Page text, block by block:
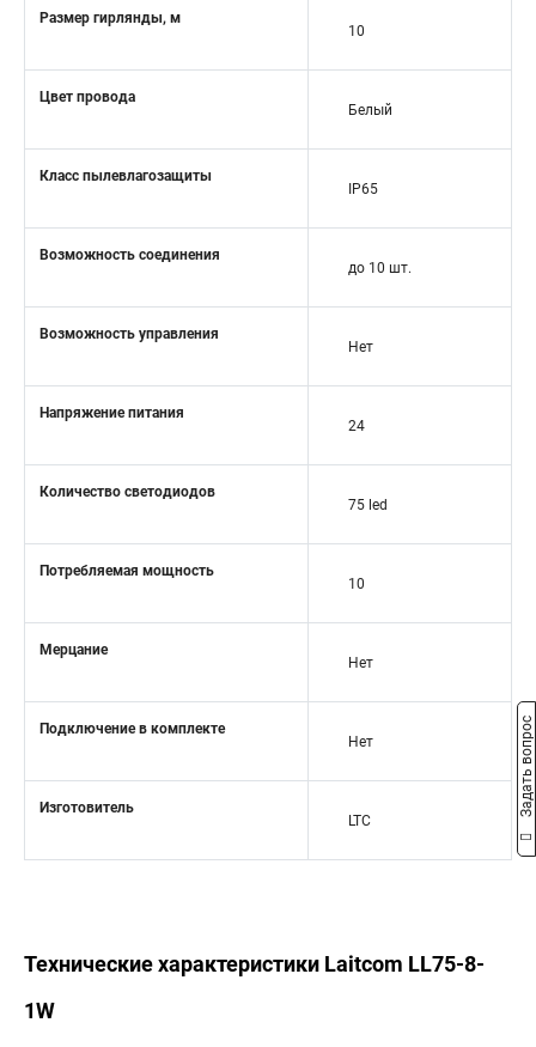
Размер гирлянды, м
10
Цвет провода
Белый
Класс пылевлагозащиты
IP65
Возможность соединения
до 10 шт.
Возможность управления
Нет
Напряжение питания
24
Количество светодиодов
75 led
Потребляемая мощность
10
Мерцание
Нет
Подключение в комплекте
Нет
Изготовитель
LTC
Технические характеристики Laitcom LL75-8-
1W
Задать вопрос